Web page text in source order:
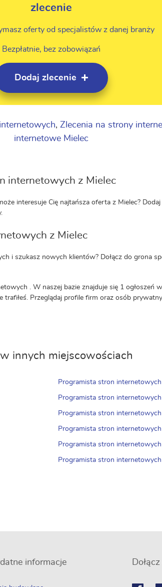
zlecenie
oferty od specjalistów z danej branży
Bezpłatnie, bez zobowiązań
Dodaj zlecenie
, Zlecenia na strony
internetowe Mielec
internetowych z Mielec
interesuje Cię najtańsza oferta z Mielec? Dodaj
z Mielec
i szukasz nowych klientów? Dołącz do grona
. W naszej bazie znajduje się 1 ogłoszeń
Przeglądaj profile firm oraz osób
innych miejscowościach
Programista stron internetowych
Programista stron
Programista stron
Programista stron internetowych
Programista stron
Programista stron internetowych
informacje